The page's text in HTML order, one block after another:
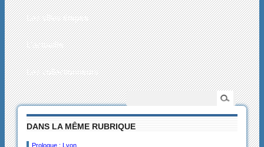
Les villes étapes
L’actualité
Les collectionneurs
DANS LA MÊME RUBRIQUE
Prologue : Lyon